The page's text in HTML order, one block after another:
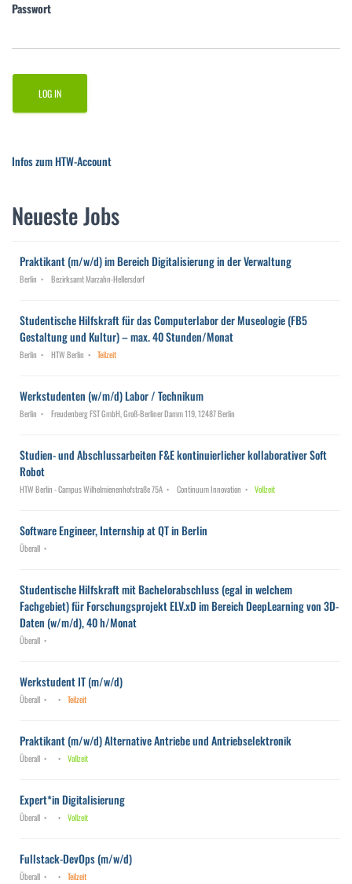
Passwort
Infos zum HTW-Account
Neueste Jobs
Praktikant (m/w/d) im Bereich Digitalisierung in der Verwaltung
Berlin Bezirksamt Marzahn-Hellersdorf
Studentische Hilfskraft für das Computerlabor der Museologie (FB5
Gestaltung und Kultur) – max. 40 Stunden/Monat
Berlin HTW Berlin Teilzeit
Werkstudenten (w/m/d) Labor / Technikum
Berlin Freudenberg FST GmbH, Groß-Berliner Damm 119, 12487 Berlin
Studien- und Abschlussarbeiten F&E kontinuierlicher kollaborativer Soft
Robot
HTW Berlin - Campus Wilhelmienenhofstraße 75A Continuum Innovation Vollzeit
Software Engineer, Internship at QT in Berlin
Überall
Studentische Hilfskraft mit Bachelorabschluss (egal in welchem
Fachgebiet) für Forschungsprojekt ELV.xD im Bereich DeepLearning von 3D-
Daten (w/m/d), 40 h/Monat
Überall
Werkstudent IT (m/w/d)
Überall Teilzeit
Praktikant (m/w/d) Alternative Antriebe und Antriebselektronik
Überall Vollzeit
Expert*in Digitalisierung
Überall Vollzeit
Fullstack-DevOps (m/w/d)
Überall Teilzeit